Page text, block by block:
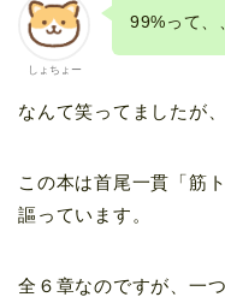
しょちょー
99%って、
なんて笑ってましたが
この本は首尾一貫「筋
謳っています。
全６章なのですが、一